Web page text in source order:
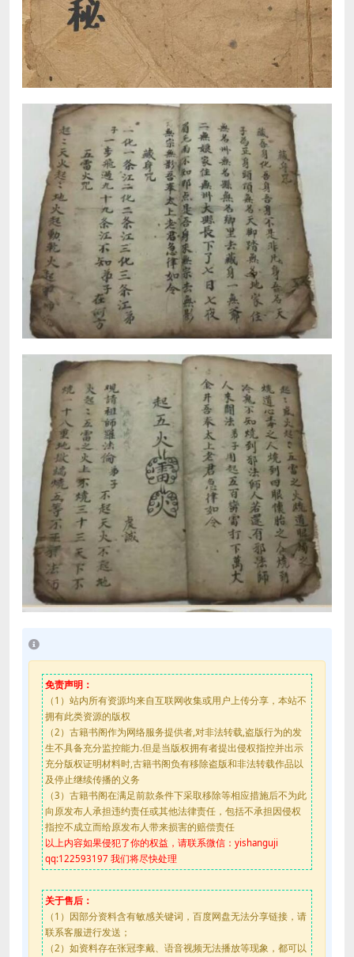
免责声明：
（1）站内所有资源均来自互联网收集或用户上传分享，本站不
拥有此类资源的版权
（2）古籍书阁作为网络服务提供者,对非法转载,盗版行为的发
生不具备充分监控能力.但是当版权拥有者提出侵权指控并出示
充分版权证明材料时,古籍书阁负有移除盗版和非法转载作品以
及停止继续传播的义务
（3）古籍书阁在满足前款条件下采取移除等相应措施后不为此
向原发布人承担违约责任或其他法律责任，包括不承担因侵权
指控不成立而给原发布人带来损害的赔偿责任
以上内容如果侵犯了你的权益，请联系微信：yishanguji
qq:122593197 我们将尽快处理
关于售后：
（1）因部分资料含有敏感关键词，百度网盘无法分享链接，请
联系客服进行发送；
（2）如资料存在张冠李戴、语音视频无法播放等现象，都可以